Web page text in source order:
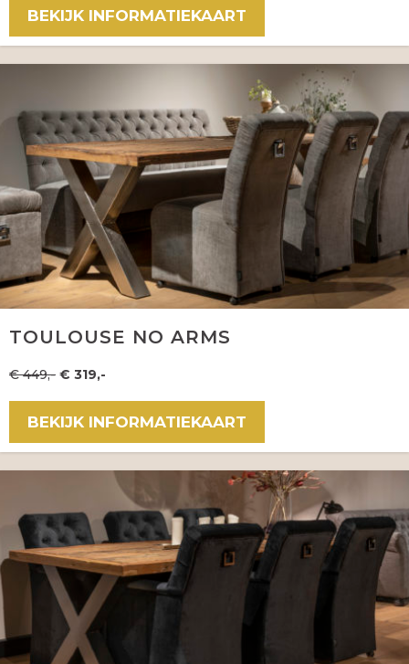
BEKIJK INFORMATIEKAART
TOULOUSE NO ARMS
€ 449,- € 319,-
BEKIJK INFORMATIEKAART